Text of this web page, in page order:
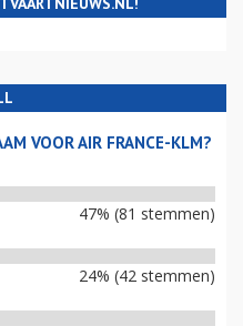
VOOR AIR FRANCE-KLM?
47% (81 stemmen)
24% (42 stemmen)